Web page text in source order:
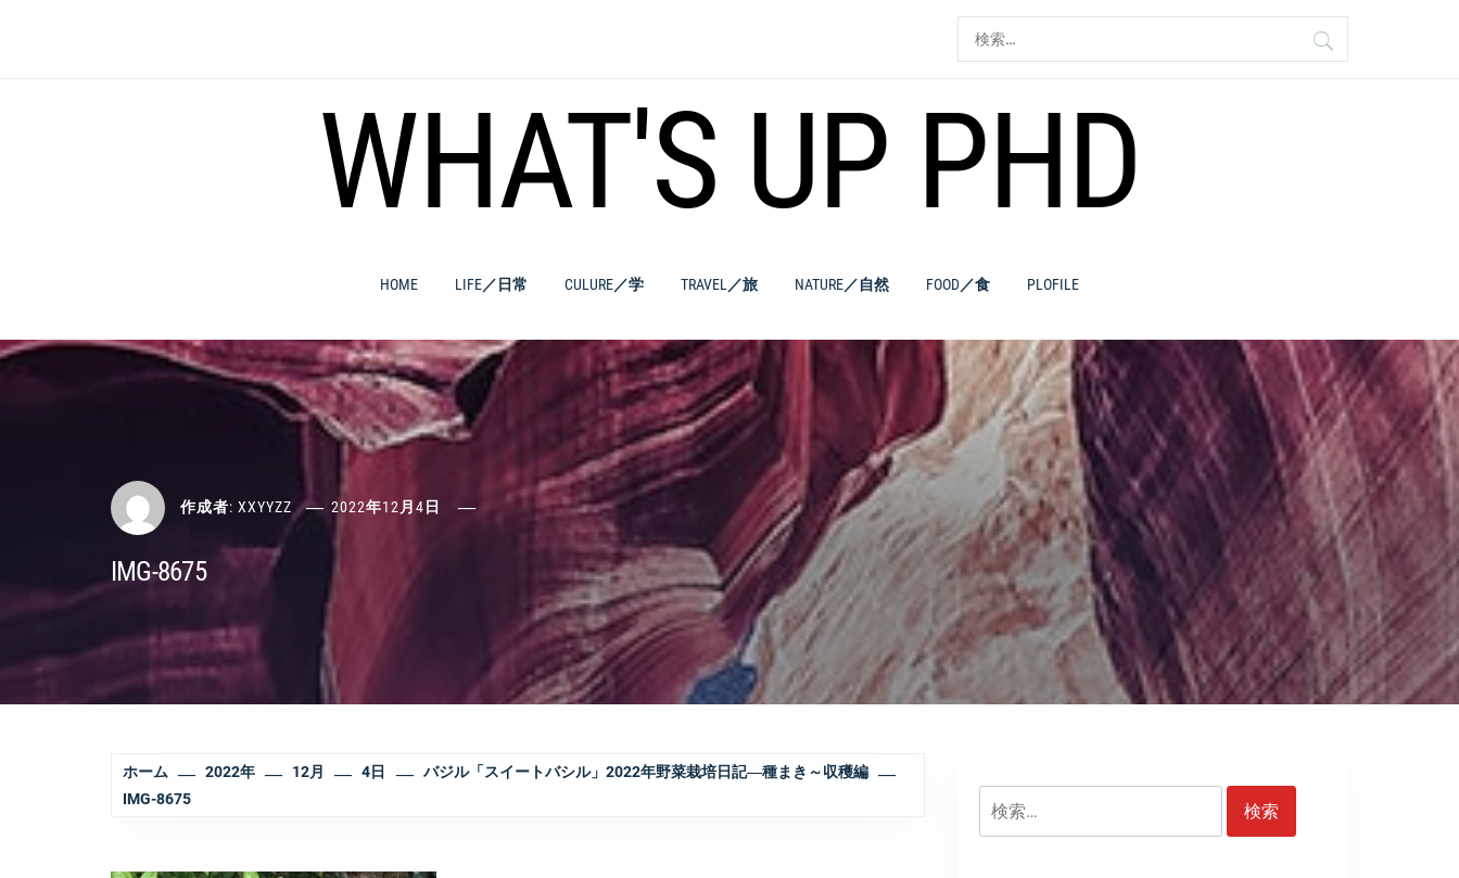
索:
WHAT'S UP PHD
HOME LIFE／日常 CULURE／学 TRAVEL／旅 NATURE／自然 FOOD／食 PLOFILE
作成者: XXYYZZ 2022年12月4日
IMG-8675
ホーム 2022年 12月 4日
バジル「スイートバシル」2022年野菜栽培日記―種まき～収穫編
IMG-8675
検
索: